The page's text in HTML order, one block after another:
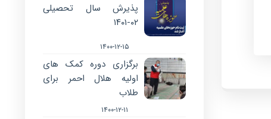
پذیرش سال تحصیلی
۰۲-۱۴۰۱
۱۴۰۰-۱۲-۱۵
برگزاری دوره کمک های
اولیه هلال احمر برای
طلاب
۱۴۰۰-۱۲-۱۱